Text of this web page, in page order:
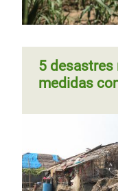
5 desastres
medidas